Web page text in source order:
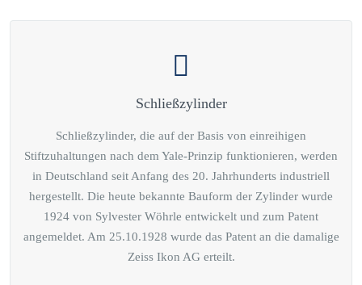
Schließzylinder
Schließzylinder, die auf der Basis von einreihigen
Stiftzuhaltungen nach dem Yale-Prinzip funktionieren, werden
in Deutschland seit Anfang des 20. Jahrhunderts industriell
hergestellt. Die heute bekannte Bauform der Zylinder wurde
1924 von Sylvester Wöhrle entwickelt und zum Patent
angemeldet. Am 25.10.1928 wurde das Patent an die damalige
Zeiss Ikon AG erteilt.